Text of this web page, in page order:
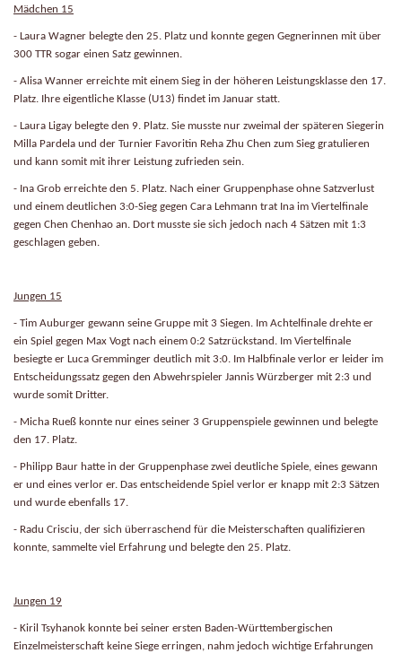
Mädchen 15
- Laura Wagner belegte den 25. Platz und konnte gegen Gegnerinnen mit über
300 TTR sogar einen Satz gewinnen.
- Alisa Wanner erreichte mit einem Sieg in der höheren Leistungsklasse den 17.
Platz. Ihre eigentliche Klasse (U13) findet im Januar statt.
- Laura Ligay belegte den 9. Platz. Sie musste nur zweimal der späteren Siegerin
Milla Pardela und der Turnier Favoritin Reha Zhu Chen zum Sieg gratulieren
und kann somit mit ihrer Leistung zufrieden sein.
- Ina Grob erreichte den 5. Platz. Nach einer Gruppenphase ohne Satzverlust
und einem deutlichen 3:0-Sieg gegen Cara Lehmann trat Ina im Viertelfinale
gegen Chen Chenhao an. Dort musste sie sich jedoch nach 4 Sätzen mit 1:3
geschlagen geben.
Jungen 15
- Tim Auburger gewann seine Gruppe mit 3 Siegen. Im Achtelfinale drehte er
ein Spiel gegen Max Vogt nach einem 0:2 Satzrückstand. Im Viertelfinale
besiegte er Luca Gremminger deutlich mit 3:0. Im Halbfinale verlor er leider im
Entscheidungssatz gegen den Abwehrspieler Jannis Würzberger mit 2:3 und
wurde somit Dritter.
- Micha Rueß konnte nur eines seiner 3 Gruppenspiele gewinnen und belegte
den 17. Platz.
- Philipp Baur hatte in der Gruppenphase zwei deutliche Spiele, eines gewann
er und eines verlor er. Das entscheidende Spiel verlor er knapp mit 2:3 Sätzen
und wurde ebenfalls 17.
- Radu Crisciu, der sich überraschend für die Meisterschaften qualifizieren
konnte, sammelte viel Erfahrung und belegte den 25. Platz.
Jungen 19
- Kiril Tsyhanok konnte bei seiner ersten Baden-Württembergischen
Einzelmeisterschaft keine Siege erringen, nahm jedoch wichtige Erfahrungen